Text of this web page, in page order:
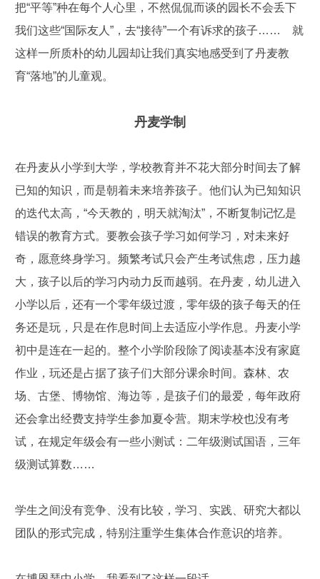
把“平等”种在每个人心里，不然侃侃而谈的园长不会丢下
我们这些“国际友人”，去“接待”一个有诉求的孩子…… 就
这样一所质朴的幼儿园却让我们真实地感受到了丹麦教
育“落地”的儿童观。
丹麦学制
在丹麦从小学到大学，学校教育并不花大部分时间去了解
已知的知识，而是朝着未来培养孩子。他们认为已知知识
的迭代太高，“今天教的，明天就淘汰”，不断复制记忆是
错误的教育方式。要教会孩子学习如何学习，对未来好
奇，愿意终身学习。频繁考试只会产生考试焦虑，压力越
大，孩子以后的学习内动力反而越弱。在丹麦，幼儿进入
小学以后，还有一个零年级过渡，零年级的孩子每天的任
务还是玩，只是在作息时间上去适应小学作息。丹麦小学
初中是连在一起的。整个小学阶段除了阅读基本没有家庭
作业，玩还是占据了孩子们大部分课余时间。森林、农
场、古堡、博物馆、海边等，是孩子们的最爱，每年政府
还会拿出经费支持学生参加夏令营。期末学校也没有考
试，在规定年级会有一些小测试：二年级测试国语，三年
级测试算数……
学生之间没有竞争、没有比较，学习、实践、研究大都以
团队的形式完成，特别注重学生集体合作意识的培养。